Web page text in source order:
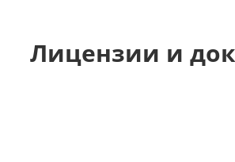
Лицензии и